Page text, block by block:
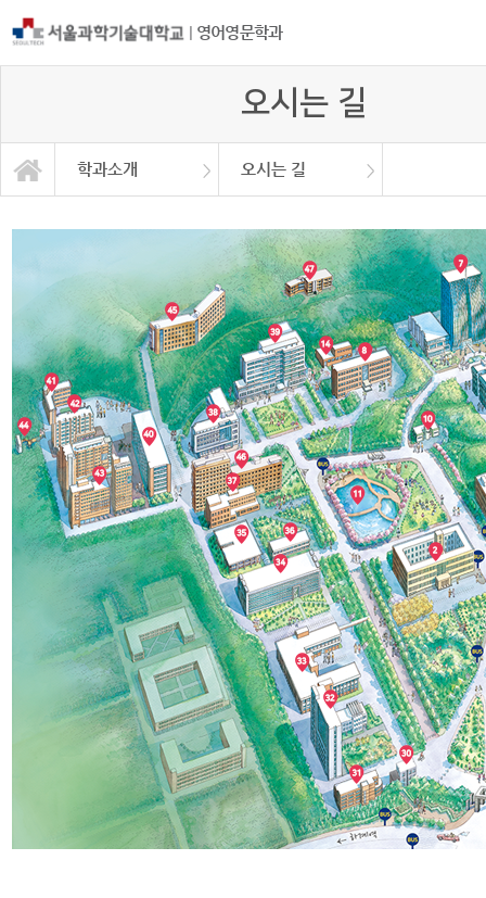
| 영어영문학과
오시는 길
학과소개 오시는 길
학과소개
학사안내
공지 & 자료
커뮤니티
일반대학원
학과소개
학과장
교수소개
교직원소개
교육목표
오시는 길